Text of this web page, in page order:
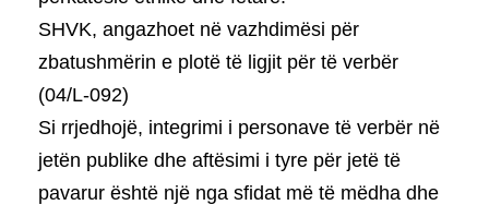
SHVK, angazhoet në vazhdimësi për
zbatushmërin e plotë të ligjit për të verbër
(04/L-092)
Si rrjedhojë, integrimi i personave të verbër në
jetën publike dhe aftësimi i tyre për jetë të
pavarur është një nga sfidat më të mëdha dhe